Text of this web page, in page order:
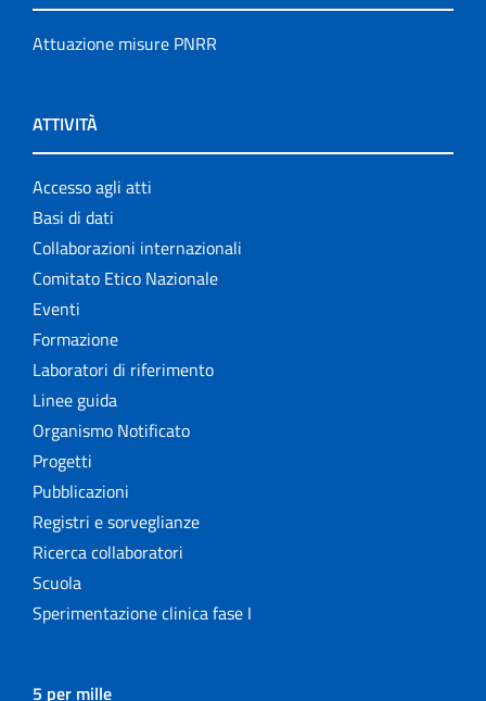
Attuazione misure PNRR
ATTIVITÀ
Accesso agli atti
Basi di dati
Collaborazioni internazionali
Comitato Etico Nazionale
Eventi
Formazione
Laboratori di riferimento
Linee guida
Organismo Notificato
Progetti
Pubblicazioni
Registri e sorveglianze
Ricerca collaboratori
Scuola
Sperimentazione clinica fase I
5 per mille